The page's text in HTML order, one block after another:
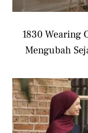
1830 Wearing
Mengubah